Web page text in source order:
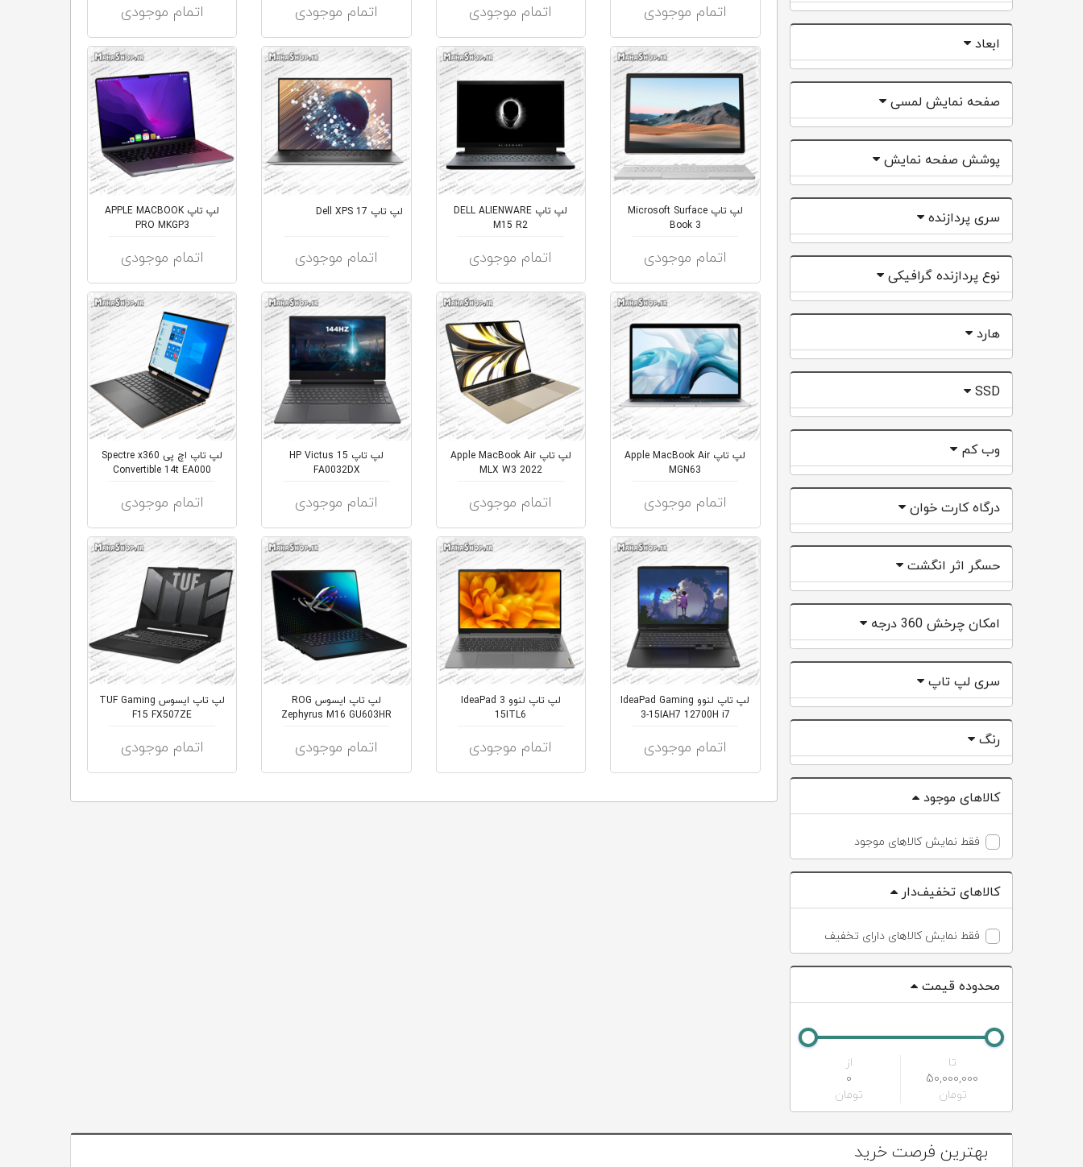
ابعاد
صفحه نمایش لمسی
پوشش صفحه نمایش
سری پردازنده
نوع پردازنده گرافیکی
هارد
SSD
وب کم
درگاه کارت خوان
حسگر اثر انگشت
امکان چرخش 360 درجه
سری لپ تاپ
رنگ
کالاهای موجود
فقط نمایش کالاهای موجود
کالاهای تخفیف‌دار
فقط نمایش کالاهای دارای تخفیف
محدوده قیمت
تا
50,000,000
تومان
از
0
تومان
اتمام موجودی اتمام موجودی اتمام موجودی اتمام موجودی
لپ تاپ Microsoft Surface
Book 3
اتمام موجودی
لپ تاپ DELL ALIENWARE
M15 R2
اتمام موجودی
لپ تاپ Dell XPS 17
اتمام موجودی
لپ تاپ APPLE MACBOOK
PRO MKGP3
اتمام موجودی
لپ تاپ Apple MacBook Air
MGN63
اتمام موجودی
لپ تاپ Apple MacBook Air
MLX W3 2022
اتمام موجودی
لپ تاپ HP Victus 15
FA0032DX
اتمام موجودی
لپ تاپ اچ پی Spectre x360
Convertible 14t EA000
اتمام موجودی
لپ تاپ لنوو IdeaPad Gaming
3-15IAH7 12700H i7
اتمام موجودی
لپ تاپ لنوو IdeaPad 3
15ITL6
اتمام موجودی
لپ تاپ ایسوس ROG
Zephyrus M16 GU603HR
اتمام موجودی
لپ تاپ ایسوس TUF Gaming
F15 FX507ZE
اتمام موجودی
بهترین فرصت خرید